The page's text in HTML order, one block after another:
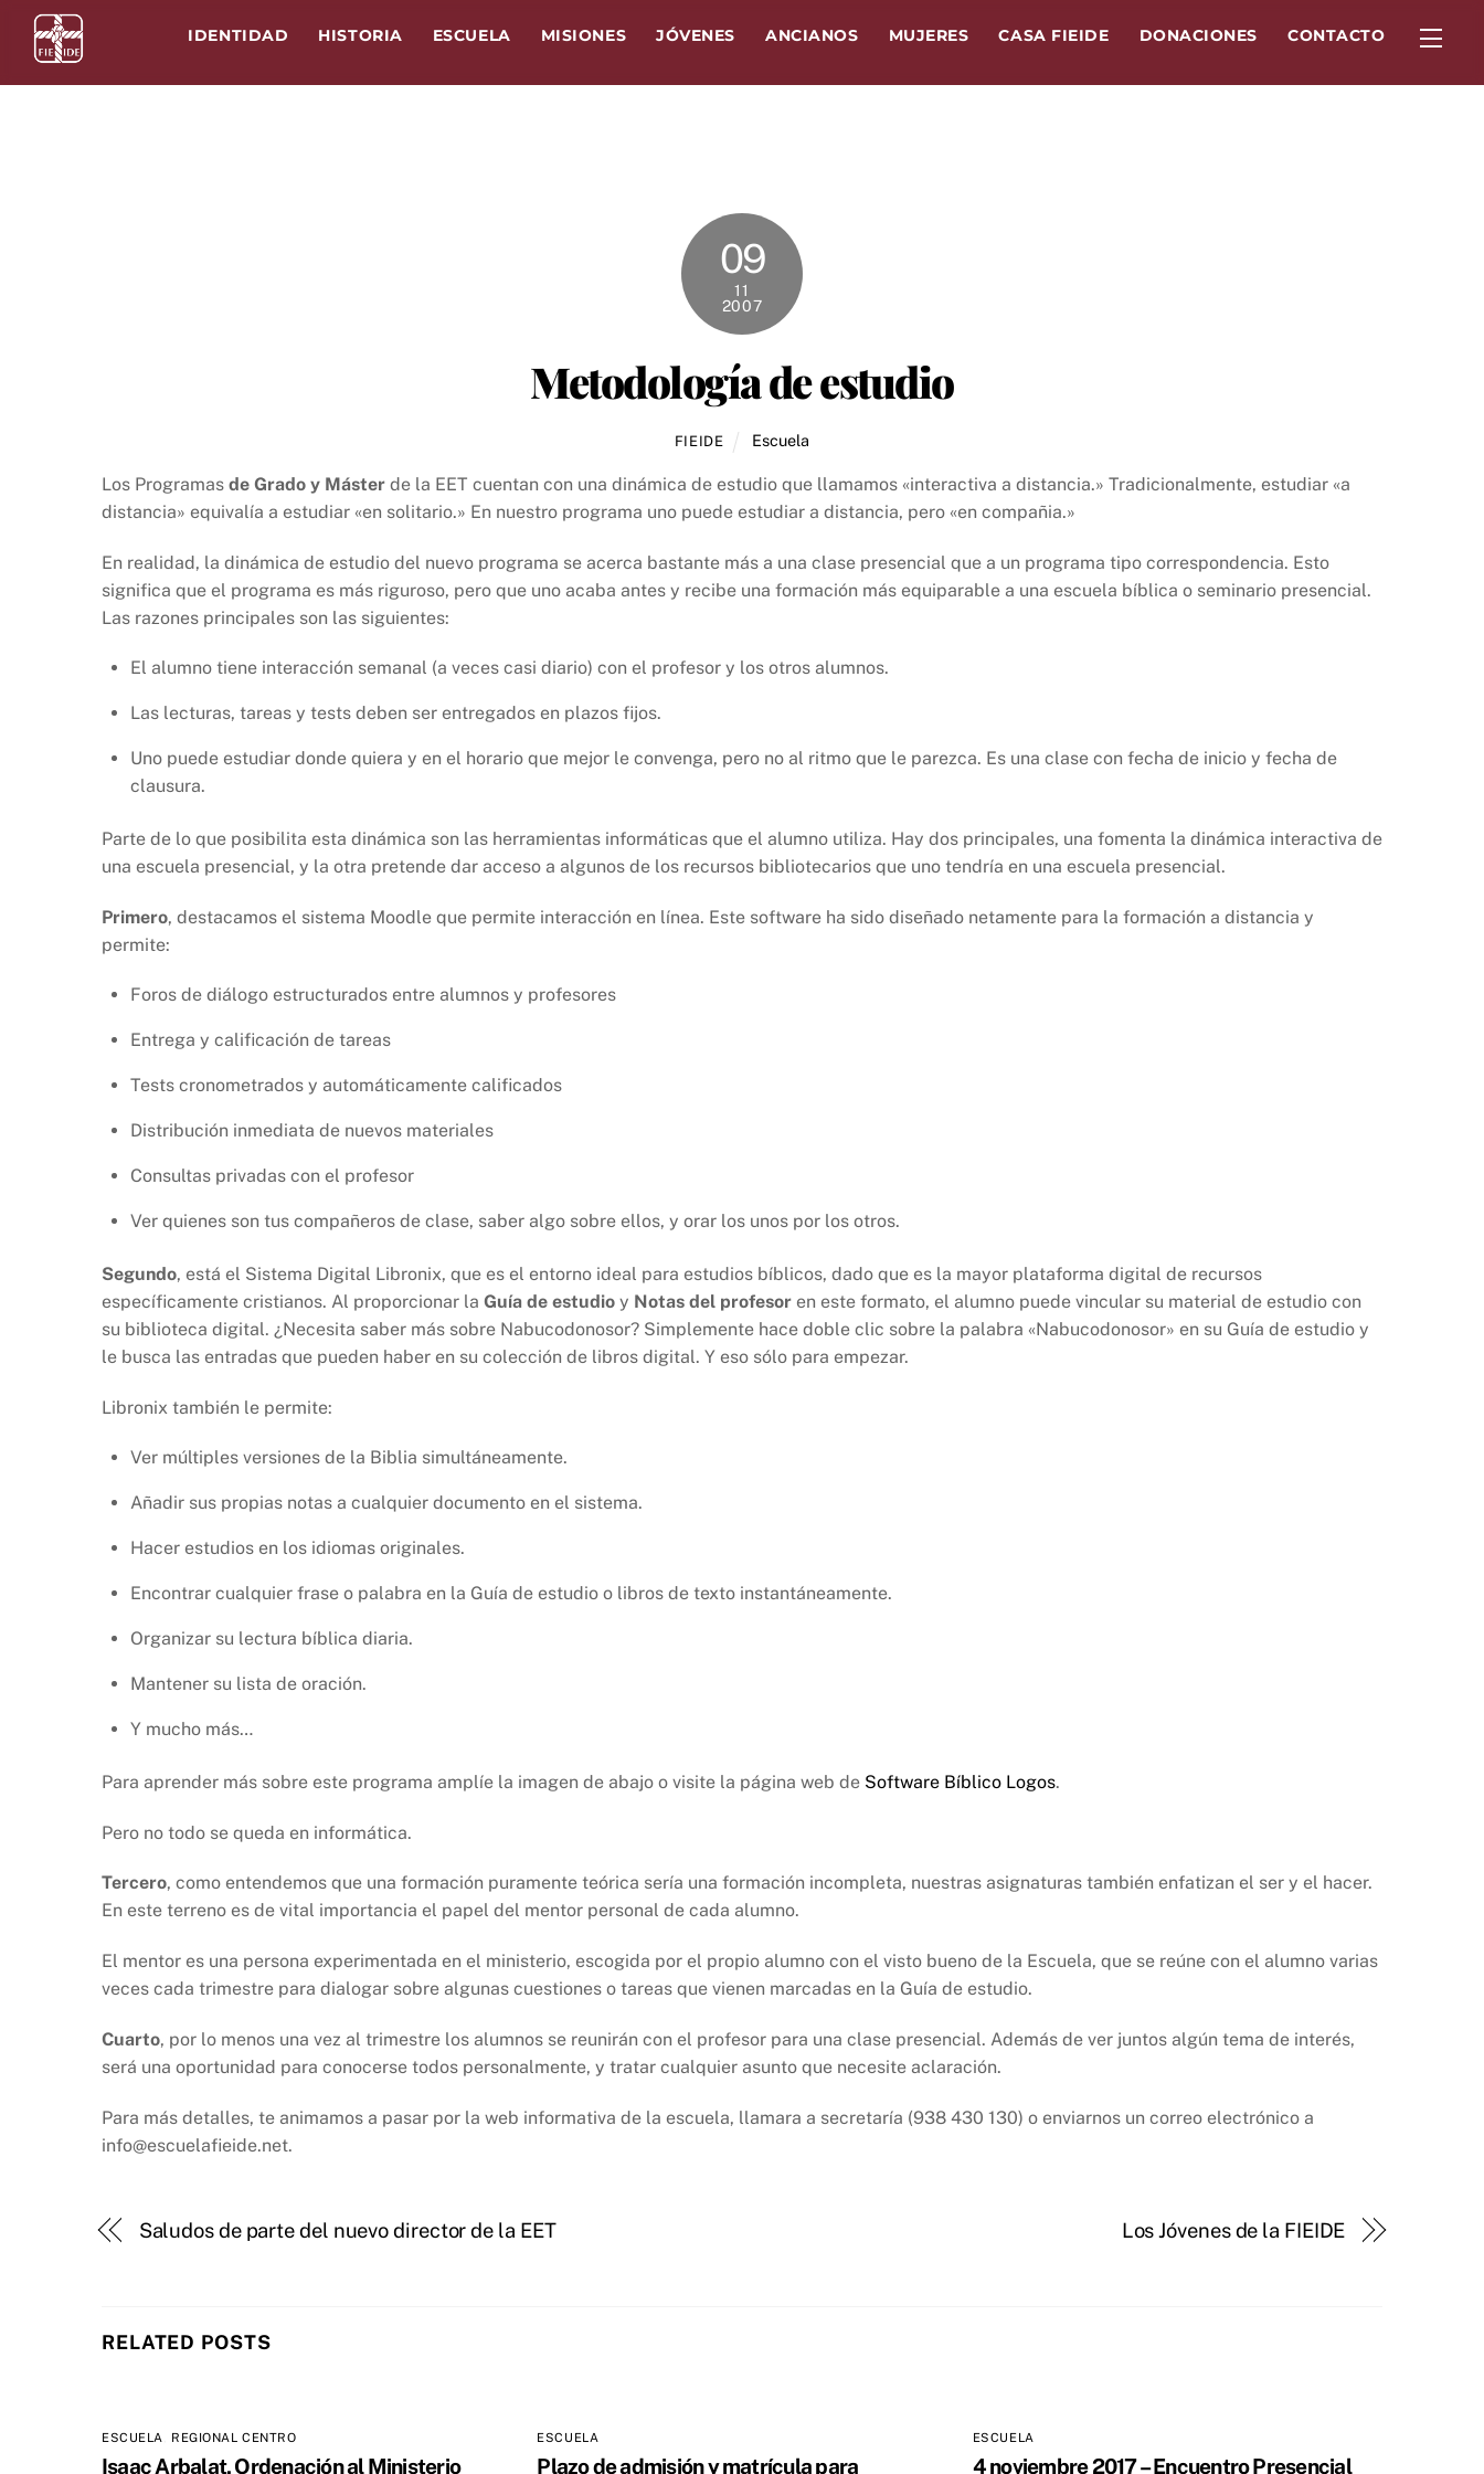
Skip
content
IDENTIDAD HISTORIA ESCUELA MISIONES JÓVENES ANCIANOS MUJERES CASA FIEIDE DONACIONES CONTACTO
09
11
2007
Metodología de estudio
FIEIDE Escuela
Los Programas de Grado y Máster de la EET cuentan con una dinámica de estudio que llamamos «interactiva a distancia.» Tradicionalmente, estudiar «a
distancia» equivalía a estudiar «en solitario.» En nuestro programa uno puede estudiar a distancia, pero «en compañia.»
En realidad, la dinámica de estudio del nuevo programa se acerca bastante más a una clase presencial que a un programa tipo correspondencia. Esto
significa que el programa es más riguroso, pero que uno acaba antes y recibe una formación más equiparable a una escuela bíblica o seminario presencial.
Las razones principales son las siguientes:
El alumno tiene interacción semanal (a veces casi diario) con el profesor y los otros alumnos.
Las lecturas, tareas y tests deben ser entregados en plazos fijos.
Uno puede estudiar donde quiera y en el horario que mejor le convenga, pero no al ritmo que le parezca. Es una clase con fecha de inicio y fecha de
clausura.
Parte de lo que posibilita esta dinámica son las herramientas informáticas que el alumno utiliza. Hay dos principales, una fomenta la dinámica interactiva de
una escuela presencial, y la otra pretende dar acceso a algunos de los recursos bibliotecarios que uno tendría en una escuela presencial.
Primero, destacamos el sistema Moodle que permite interacción en línea. Este software ha sido diseñado netamente para la formación a distancia y
permite:
Foros de diálogo estructurados entre alumnos y profesores
Entrega y calificación de tareas
Tests cronometrados y automáticamente calificados
Distribución inmediata de nuevos materiales
Consultas privadas con el profesor
Ver quienes son tus compañeros de clase, saber algo sobre ellos, y orar los unos por los otros.
Segundo, está el Sistema Digital Libronix, que es el entorno ideal para estudios bíblicos, dado que es la mayor plataforma digital de recursos
específicamente cristianos. Al proporcionar la Guía de estudio y Notas del profesor en este formato, el alumno puede vincular su material de estudio con
su biblioteca digital. ¿Necesita saber más sobre Nabucodonosor? Simplemente hace doble clic sobre la palabra «Nabucodonosor» en su Guía de estudio y
le busca las entradas que pueden haber en su colección de libros digital. Y eso sólo para empezar.
Libronix también le permite:
Ver múltiples versiones de la Biblia simultáneamente.
Añadir sus propias notas a cualquier documento en el sistema.
Hacer estudios en los idiomas originales.
Encontrar cualquier frase o palabra en la Guía de estudio o libros de texto instantáneamente.
Organizar su lectura bíblica diaria.
Mantener su lista de oración.
Y mucho más…
Para aprender más sobre este programa amplíe la imagen de abajo o visite la página web de Software Bíblico Logos.
Pero no todo se queda en informática.
Tercero, como entendemos que una formación puramente teórica sería una formación incompleta, nuestras asignaturas también enfatizan el ser y el hacer.
En este terreno es de vital importancia el papel del mentor personal de cada alumno.
El mentor es una persona experimentada en el ministerio, escogida por el propio alumno con el visto bueno de la Escuela, que se reúne con el alumno varias
veces cada trimestre para dialogar sobre algunas cuestiones o tareas que vienen marcadas en la Guía de estudio.
Cuarto, por lo menos una vez al trimestre los alumnos se reunirán con el profesor para una clase presencial. Además de ver juntos algún tema de interés,
será una oportunidad para conocerse todos personalmente, y tratar cualquier asunto que necesite aclaración.
Para más detalles, te animamos a pasar por la web informativa de la escuela, llamara a secretaría (938 430 130) o enviarnos un correo electrónico a
info@escuelafieide.net.
Saludos de parte del nuevo director de la EET Los Jóvenes de la FIEIDE
RELATED POSTS
ESCUELA REGIONAL CENTRO
Isaac Arbalat, Ordenación al Ministerio
ESCUELA
Plazo de admisión y matrícula para
ESCUELA
4 noviembre 2017 – Encuentro Presencial